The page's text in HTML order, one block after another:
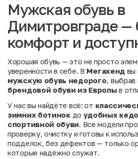
Мужская обувь в
Димитровграде —
комфорт и
Хорошая обувь — это не просто
уверенности в себе. В Мегахенд вы
мужскую обувь недорого, выбрав
брендовой обуви из Европы в
У нас вы найдёте всё: от
зимних ботинокдо удобных
спортивной обуви. Все модели
проверку, очистку и готовы к
подделок, без дефектов — только
которые надёжно служат.